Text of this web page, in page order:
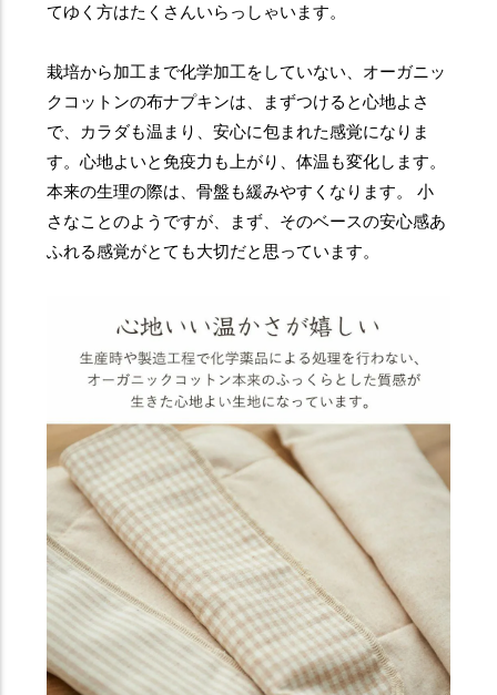
てゆく方はたくさんいらっしゃいます。
栽培から加工まで化学加工をしていない、オーガニッ
クコットンの布ナプキンは、まずつけると心地よさ
で、カラダも温まり、安心に包まれた感覚になりま
す。心地よいと免疫力も上がり、体温も変化します。
本来の生理の際は、骨盤も緩みやすくなります。 小
さなことのようですが、まず、そのベースの安心感あ
ふれる感覚がとても大切だと思っています。